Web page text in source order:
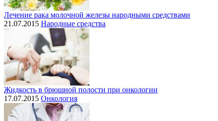
Лечение рака молочной железы народными средствами
21.07.2015 Народные средства
Жидкость в брюшной полости при онкологии
17.07.2015 Онкология